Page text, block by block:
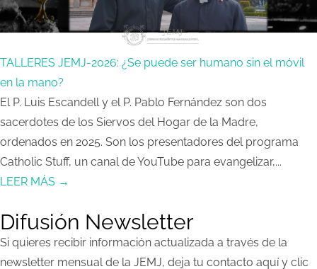
TALLERES JEMJ-2026: ¿Se puede ser humano sin el móvil
en la mano?
El P. Luis Escandell y el P. Pablo Fernández son dos
sacerdotes de los Siervos del Hogar de la Madre,
ordenados en 2025. Son los presentadores del programa
Catholic Stuff, un canal de YouTube para evangelizar,...
LEER MÁS →
Difusión Newsletter
Si quieres recibir información actualizada a través de la
newsletter mensual de la JEMJ, deja tu contacto aquí y clic